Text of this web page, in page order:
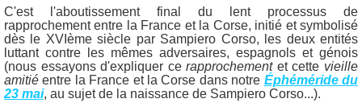
C'est l'aboutissement final du lent processus de
rapprochement entre la France et la Corse, initié et symbolisé
dès le XVIème siècle par Sampiero Corso, les deux entités
luttant contre les mêmes adversaires, espagnols et génois
(nous essayons d'expliquer cerapprochementet cette vieille
amitié entre la France et la Corse dans notre Éphéméride du
23 mai, au sujet de la naissance de Sampiero Corso...).